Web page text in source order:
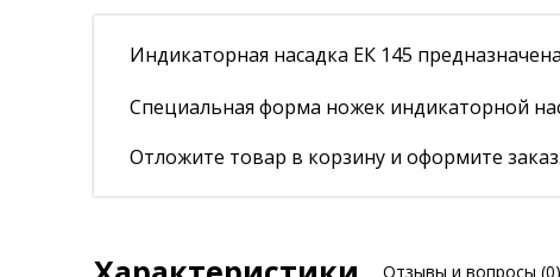
Индикаторная насадка ЕК 145
Специальная форма ножек индикаторной
Отложите товар в корзину и оформите
Отзывы и вопросы (0)